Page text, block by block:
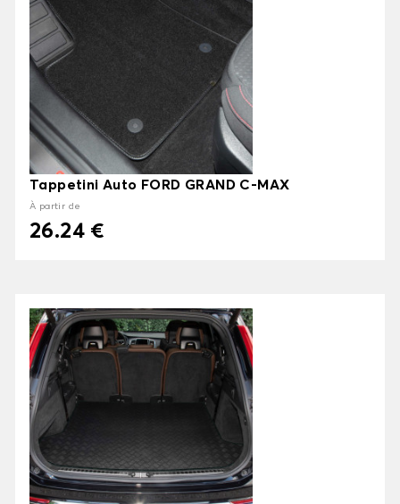
Tappetini Auto FORD GRAND C-MAX
À partir de
26.24 €